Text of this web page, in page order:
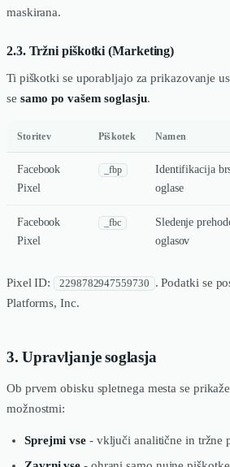
maskirana.
2.3. Tržni piškotki (Marketing)
Ti piškotki se uporabljajo za prikazovanje
se samo po vašem soglasju.
Storitev Piškotek Namen
Facebook
Pixel
_fbp
Identifikacija
oglase
Facebook
Pixel
_fbc
Sledenje
oglasov
Pixel ID: 2298782947559730
. Podatki se
Platforms, Inc.
3. Upravljanje soglasja
Ob prvem obisku spletnega mesta se
možnostmi:
Sprejmi vse - vključi analitične in tržne